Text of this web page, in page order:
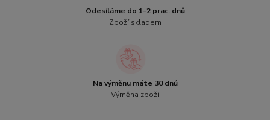
Odesíláme do 1-2 prac. dnů
Zboží skladem
Na výměnu máte 30 dnů
Výměna zboží